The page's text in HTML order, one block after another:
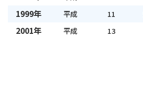
1999年 平成 11
2001年 平成 13